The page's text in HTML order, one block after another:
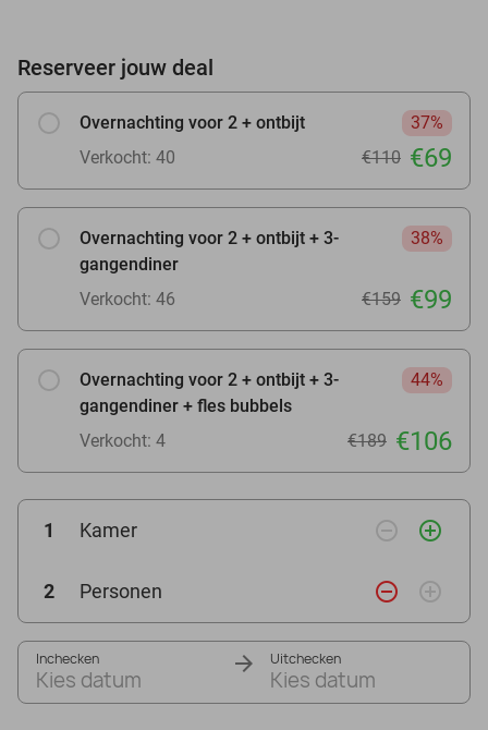
Reserveer jouw deal
Overnachting voor 2 + ontbijt
37%
Verkocht: 40
€110 €69
Overnachting voor 2 + ontbijt + 3-
gangendiner
38%
Verkocht: 46 €159 €99
Overnachting voor 2 + ontbijt + 3-
gangendiner + fles bubbels
44%
Verkocht: 4 €189 €106
1 Kamer remove_circle_outline add_circle_outline
2 Personen remove_circle_outline add_circle_outline
Inchecken
Kies datum
Uitchecken
Kies datum